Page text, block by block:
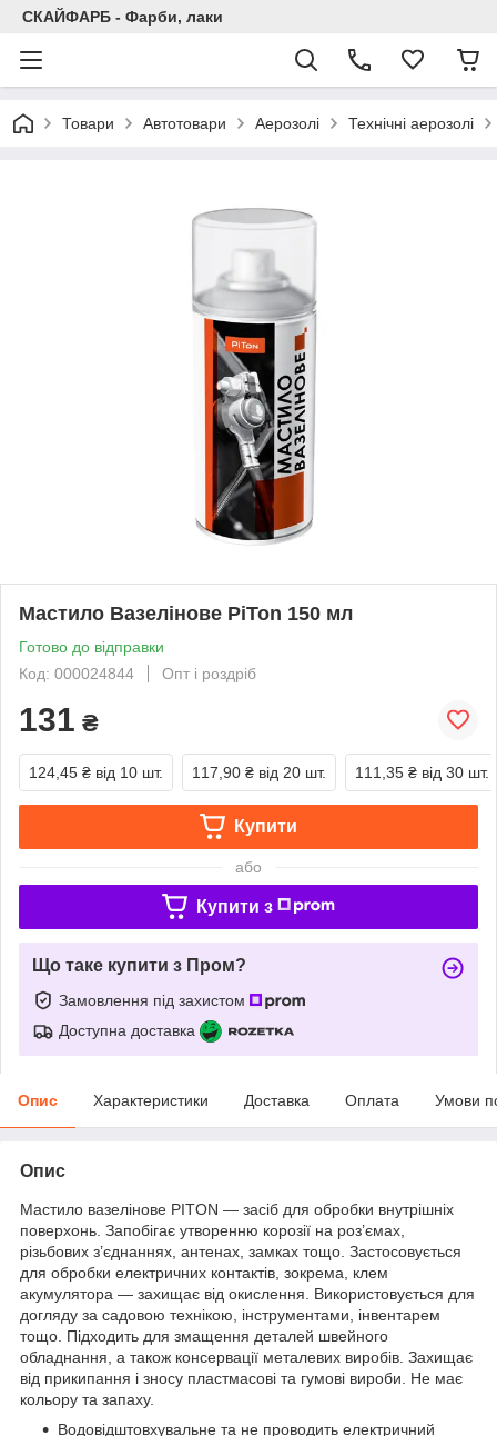
СКАЙФАРБ - Фарби, лаки
Товари Автотовари Аерозолі Технічні аерозолі
Мастило Вазелінове PiTon 150 мл
Готово до відправки
Код: 000024844
Опт і роздріб
131 ₴
124,45 ₴ від 10 шт. 117,90 ₴ від 20 шт. 111,35 ₴ від 30 шт.
Купити
або
Купити з
Що таке купити з Пром?
Замовлення під захистом
Доступна доставка
Опис Характеристики Доставка Оплата Умови
Опис
Мастило вазелінове PITON — засіб для обробки внутрішніх
поверхонь. Запобігає утворенню корозії на роз’ємах,
різьбових з’єднаннях, антенах, замках тощо. Застосовується
для обробки електричних контактів, зокрема, клем
акумулятора — захищає від окислення. Використовується для
догляду за садовою технікою, інструментами, інвентарем
тощо. Підходить для змащення деталей швейного
обладнання, а також консервації металевих виробів. Захищає
від прикипання і зносу пластмасові та гумові вироби. Не має
кольору та запаху.
Водовідштовхувальне та не проводить електричний